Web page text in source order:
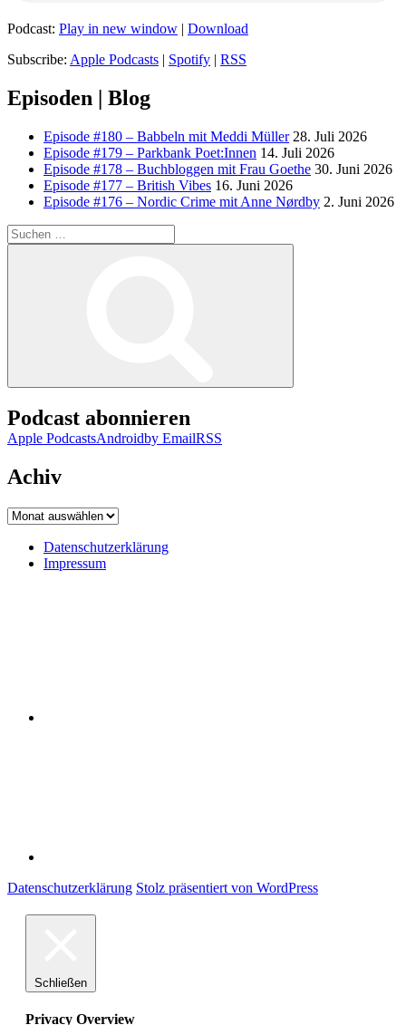
Podcast: Play in new window | Download
Subscribe: Apple Podcasts | Spotify | RSS
Episoden | Blog
Episode #180 – Babbeln mit Meddi Müller 28. Juli 2026
Episode #179 – Parkbank Poet:Innen 14. Juli 2026
Episode #178 – Buchbloggen mit Frau Goethe 30. Juni 2026
Episode #177 – British Vibes 16. Juni 2026
Episode #176 – Nordic Crime mit Anne Nørdby 2. Juni 2026
Suchen
nach:
Podcast abonnieren
Apple PodcastsAndroidby EmailRSS
Achiv
Achiv
Datenschutzerklärung
Impressum
Datenschutzerklärung Stolz präsentiert von WordPress
Schließen
Privacy Overview